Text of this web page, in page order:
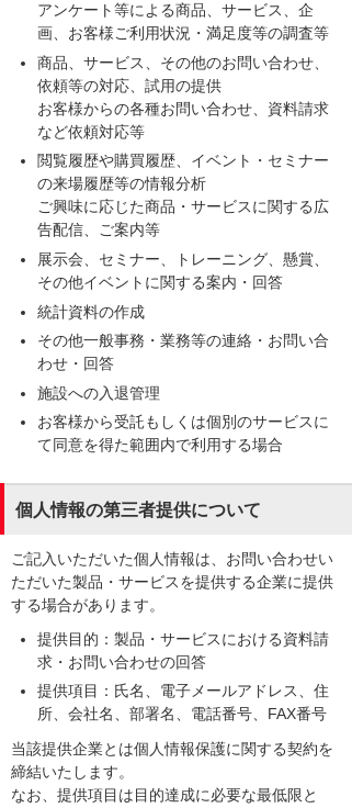
アンケート等による商品、サービス、企
画、お客様ご利用状況・満足度等の調査等
商品、サービス、その他のお問い合わせ、
依頼等の対応、試用の提供
お客様からの各種お問い合わせ、資料請求
など依頼対応等
閲覧履歴や購買履歴、イベント・セミナー
の来場履歴等の情報分析
ご興味に応じた商品・サービスに関する広
告配信、ご案内等
展示会、セミナー、トレーニング、懸賞、
その他イベントに関する案内・回答
統計資料の作成
その他一般事務・業務等の連絡・お問い合
わせ・回答
施設への入退管理
お客様から受託もしくは個別のサービスに
て同意を得た範囲内で利用する場合
個人情報の第三者提供について
ご記入いただいた個人情報は、お問い合わせい
ただいた製品・サービスを提供する企業に提供
する場合があります。
提供目的：製品・サービスにおける資料請
求・お問い合わせの回答
提供項目：氏名、電子メールアドレス、住
所、会社名、部署名、電話番号、FAX番号
当該提供企業とは個人情報保護に関する契約を
締結いたします。
なお、提供項目は目的達成に必要な最低限と